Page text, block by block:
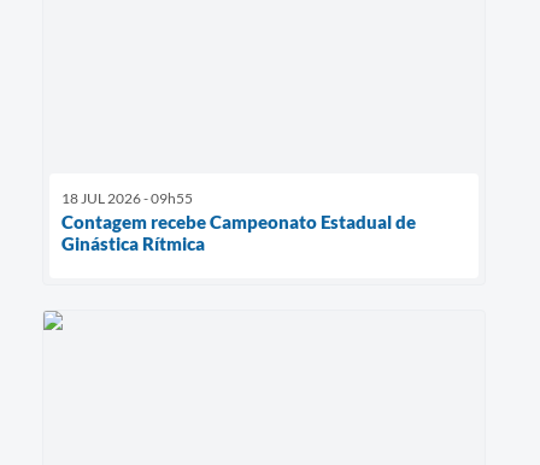
18 JUL 2026 - 09h55
Contagem recebe Campeonato Estadual de
Ginástica Rítmica